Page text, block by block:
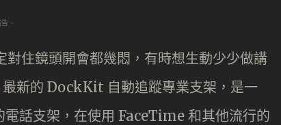
告 -
住鏡頭開會都幾悶，有時想生動少少做講
新的 DockKit 自動追蹤專業支架，是一
話支架，在使用 FaceTime 和其他流行的